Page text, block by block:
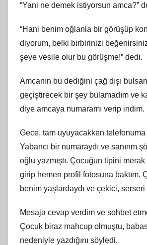
“Yani ne demek istiyorsun amca?”
“Hani benim oğlanla bir görüşüp
diyorum, belki birbirinizi
şeye vesile olur bu görüşme!” dedi.
Amcanın bu dediğini çağ dışı
geçiştirecek bir şey bulamadım ve
diye amcaya numaramı verip indim.
Gece, tam uyuyacakken
Yabancı bir numaraydı ve sanırım
oğlu yazmıştı. Çocuğun tipini
girip hemen profil fotosuna baktım.
benim yaşlardaydı ve çekici, serseri
Mesaja cevap verdim ve sohbet
Çocuk biraz mahcup olmuştu,
nedeniyle yazdığını söyledi.